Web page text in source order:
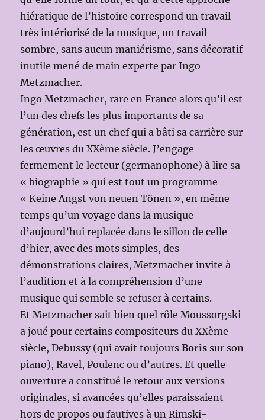
hiératique de l’histoire correspond un travail
très intériorisé de la musique, un travail
sombre, sans aucun maniérisme, sans décoratif
inutile mené de main experte par Ingo
Metzmacher.
Ingo Metzmacher, rare en France alors qu’il est
l’un des chefs les plus importants de sa
génération, est un chef qui a bâti sa carrière sur
les œuvres du XXème siècle. J’engage
fermement le lecteur (germanophone) à lire sa
« biographie » qui est tout un programme
« Keine Angst von neuen Tönen », en même
temps qu’un voyage dans la musique
d’aujourd’hui replacée dans le sillon de celle
d’hier, avec des mots simples, des
démonstrations claires, Metzmacher invite à
l’audition et à la compréhension d’une
musique qui semble se refuser à certains.
Et Metzmacher sait bien quel rôle Moussorgski
a joué pour certains compositeurs du XXème
siècle, Debussy (qui avait toujoursBoris sur son
piano), Ravel, Poulenc ou d’autres. Et quelle
ouverture a constitué le retour aux versions
originales, si avancées qu’elles paraissaient
hors de propos ou fautives à un Rimski-